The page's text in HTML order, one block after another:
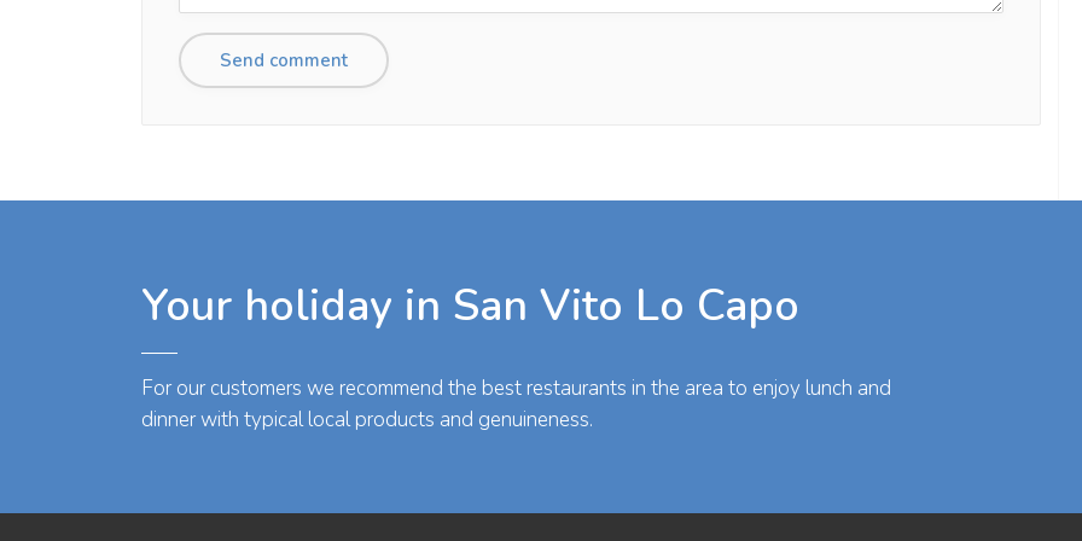
Your holiday in San Vito Lo Capo
For our customers we recommend the best restaurants in the area to enjoy lunch and
dinner with typical local products and genuineness.